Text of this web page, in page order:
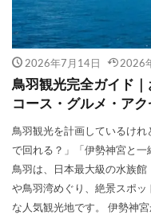
2026年7月14日 2026
鳥羽観光完全ガイド
コース・グルメ・ア
鳥羽観光を計画しているけ
で回れる？」「伊勢神宮と一
鳥羽は、日本最大級の水族
や鳥羽湾めぐり、絶景スポ
な人気観光地です。 伊勢神